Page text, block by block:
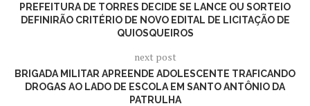
PREFEITURA DE TORRES DECIDE SE LANCE OU SORTEIO
DEFINIRÃO CRITÉRIO DE NOVO EDITAL DE LICITAÇÃO DE
QUIOSQUEIROS
next post
BRIGADA MILITAR APREENDE ADOLESCENTE TRAFICANDO
DROGAS AO LADO DE ESCOLA EM SANTO ANTÔNIO DA
PATRULHA